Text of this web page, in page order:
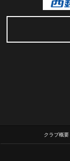
クラブ概要